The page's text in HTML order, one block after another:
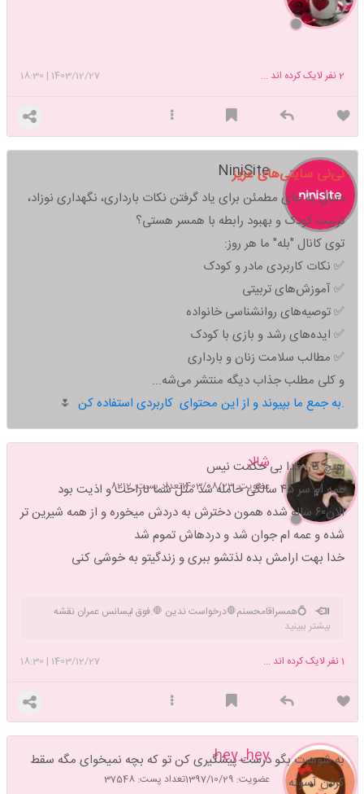
1403/12/27
|
18:30 2نفر لایک کرده اند ...
NiniSite
نی‌نی سایتی‌های عزیز
دنبال یه جای مطمئن برای یاد گرفتن نکات بارداری، نگهداری نوزاد،
تربیت کودک و بهبود رابطه با همسر هستی؟
توی کانال "بله" ما هر روز:
✅ نکات کاربردی مادر و کودک
✅ آموزش‌های تربیتی
✅ توصیه‌های روانشناسی خانواده
✅ ایده‌های رشد و بازی با کودک
✅ مطالب سلامت زنان و بارداری
و کلی مطلب جذاب دیگه منتشر می‌شه...
به جمع ما بپیوند و از این محتوای کاربردی استفاده کن.
🌷
شااد
عضویت: 1403/08/23 تعداد پست: 8212
هیچ کار خدا بی حکمت نیس
عمه ام سر ۴۵ سالگی حامله شد مثل شما ناراحت و اذیت بود
الان۶۰ ساله شده همون دخترش به دردش میخوره و از همه شیرین تر
شده و عمه ام جوان شد و دردهاش تموم شد
خدا بهت ارامش بده لذتشو ببری و زندگیتو به خوشی کنی
💍همسراقامحسنم🛑درخواست ندین 🛑.فوق لیسانس عمران نقشه
برداری👷
بیشتر ببینید
1403/12/27
|
18:30 1نفر لایک کرده اند ...
hey_hey
عضویت: 1397/10/29 تعداد پست: 37548
به شوهرت بگو درست پیشگیری کن تو که بچه نمیخوای مگه سقط
کردن آسونه